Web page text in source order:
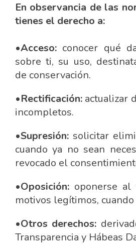
En observancia de las
tienes el derecho a:
•Acceso: conocer qué
sobre ti, su uso,
de conservación.
•Rectificación: actualizar
incompletos.
•Supresión: solicitar
cuando ya no sean
revocado el
•Oposición: oponerse
motivos legítimos, cuando
•Otros derechos:
Transparencia y Hábeas